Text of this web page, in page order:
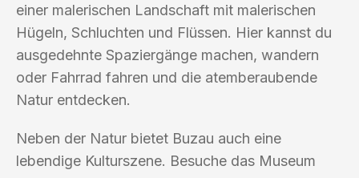
einer malerischen Landschaft mit malerischen
Hügeln, Schluchten und Flüssen. Hier kannst du
ausgedehnte Spaziergänge machen, wandern
oder Fahrrad fahren und die atemberaubende
Natur entdecken.
Neben der Natur bietet Buzau auch eine
lebendige Kulturszene. Besuche das Museum